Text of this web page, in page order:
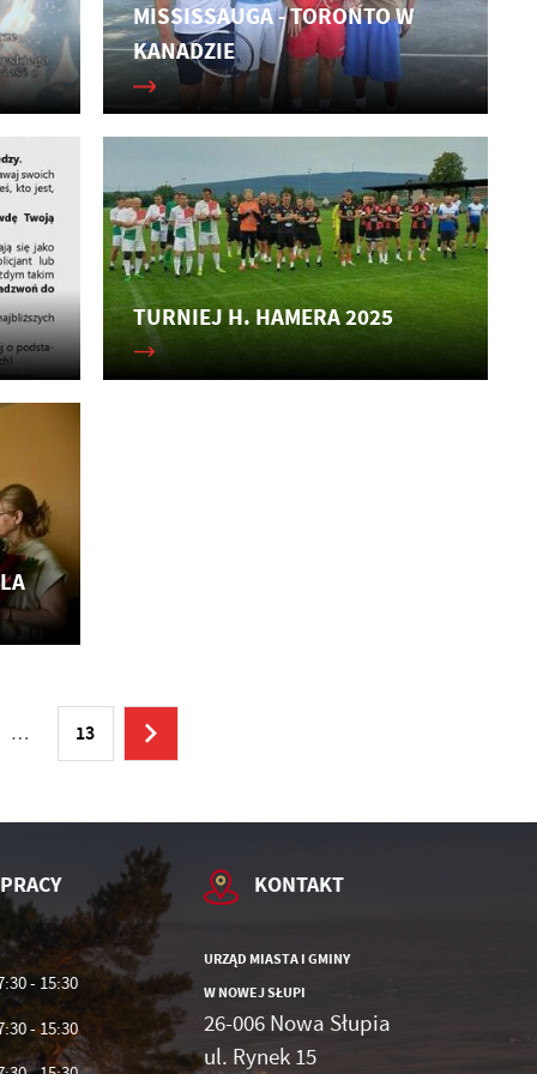
MISSISSAUGA - TORONTO W
KANADZIE
TURNIEJ H. HAMERA 2025
… 13
- 15:30
- 15:30
KONTAKT
URZĄD MIASTA I GMINY
W NOWEJ SŁUPI
26-006 Nowa Słupia
ul. Rynek 15